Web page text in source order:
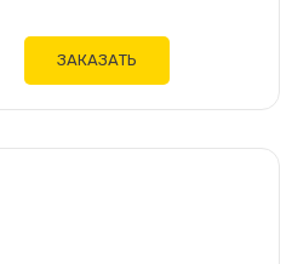
ЗАКАЗАТЬ